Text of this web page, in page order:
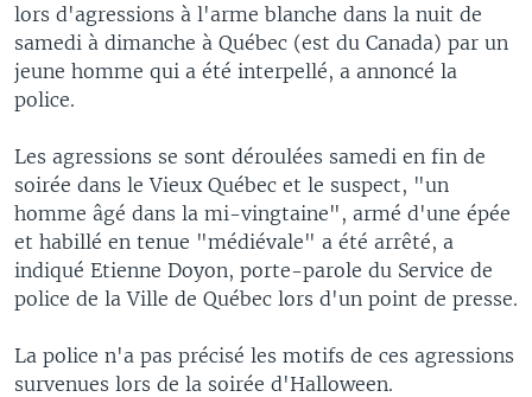
lors d'agressions à l'arme blanche dans la nuit de
samedi à dimanche à Québec (est du Canada) par un
jeune homme qui a été interpellé, a annoncé la
police.
Les agressions se sont déroulées samedi en fin de
soirée dans le Vieux Québec et le suspect, "un
homme âgé dans la mi-vingtaine", armé d'une épée
et habillé en tenue "médiévale" a été arrêté, a
indiqué Etienne Doyon, porte-parole du Service de
police de la Ville de Québec lors d'un point de presse.
La police n'a pas précisé les motifs de ces agressions
survenues lors de la soirée d'Halloween.